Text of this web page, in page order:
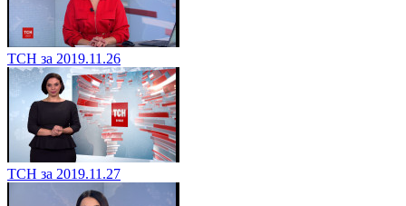
ТСН за 2019.11.26
ТСН за 2019.11.27